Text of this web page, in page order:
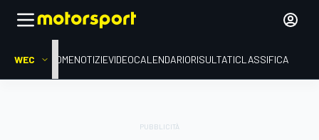
WEC HOMENOTIZIEVIDEOCALENDARIORISULTATICLASSIFICA